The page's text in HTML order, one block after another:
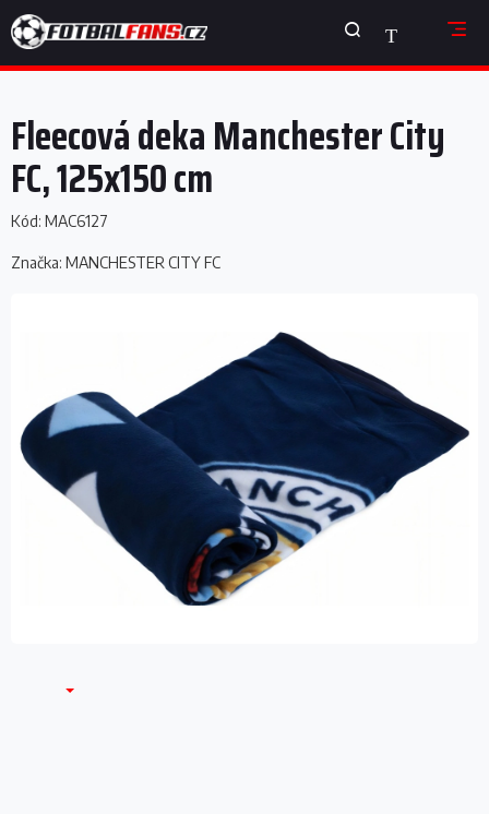
na
obsah
NÁKUPNÍ
KOŠÍK
Fleecová deka Manchester City
FC, 125x150 cm
Kód: MAC6127
Značka: MANCHESTER CITY FC